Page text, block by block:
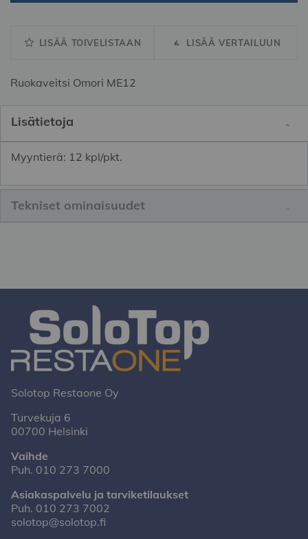
LISÄÄ TOIVELISTAAN LISÄÄ VERTAILUUN
Ruokaveitsi Omori ME12
Lisätietoja
Myyntierä: 12 kpl/pkt.
Tekniset ominaisuudet
Solotop Restaone Oy
Turvekuja 6
00700 Helsinki
Vaihde
Puh. 010 273 7000
Asiakaspalvelu ja tarviketilaukset
Puh. 010 273 7002
solotop@solotop.fi